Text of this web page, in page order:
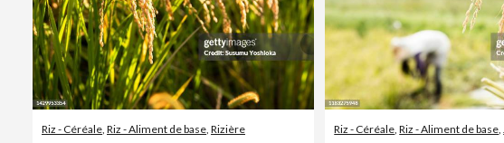
Riz - Céréale Riz - Aliment de base Rizière Riz - Céréale ,Riz - Aliment de base